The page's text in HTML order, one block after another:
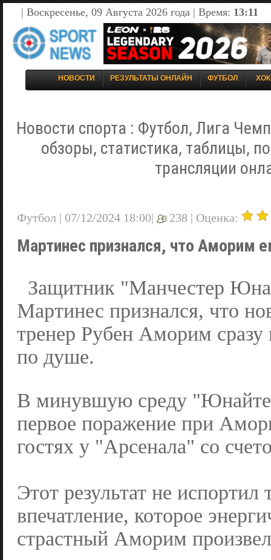
| Воскресенье, 09 Августа 2026 года | Время: 13:11
НОВОСТИ РЕЗУЛЬТАТЫ ОНЛАЙН ФУТБОЛ
Новости спорта : Футбол, Лига
обзоры, статистика, таблицы,
трансляции
Футбол | 07/12/2024 18:00| 238 | Оценка:
Мартинес признался, что Аморим
Защитник "Манчестер
Мартинес признался, что
тренер Рубен Аморим
по душе.
В минувшую среду
первое поражение при
гостях у "Арсенала" со
Этот результат не испортил
впечатление, которое
страстный Аморим